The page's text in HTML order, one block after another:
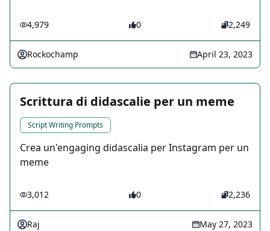
4,979 0 2,249
Rockochamp April 23, 2023
Scrittura di didascalie per un meme
Script Writing Prompts
Crea un'engaging didascalia per Instagram per un
meme
3,012 0 2,236
Raj May 27, 2023